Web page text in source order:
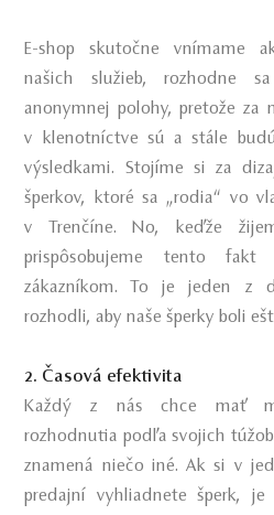
E-shop skutočne vnímame
našich služieb, rozhodne
anonymnej polohy, pretože za
v klenotníctve sú a stále
výsledkami. Stojíme si za
šperkov, ktoré sa „rodia“ vo
v Trenčíne. No, keďže
prispôsobujeme tento
zákazníkom. To je jeden z
rozhodli, aby naše šperky boli
2. Časová efektivita
Každý z nás chce mať
rozhodnutia podľa svojich
znamená niečo iné. Ak si v
predajní vyhliadnete šperk,